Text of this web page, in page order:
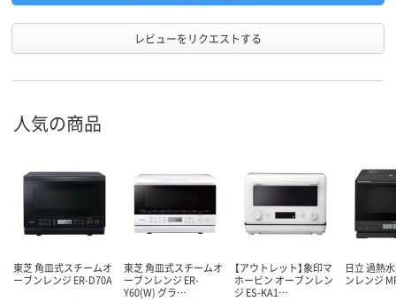
レビューをリクエストする
人気の商品
東芝 角皿式スチームオ
ーブンレンジ ER-D70A
東芝 角皿式スチームオ
ーブンレンジ ER-
Y60(W) グラ…
【アウトレット】象印マ
ホービン オーブンレン
ジ ES-KA1…
日立 過熱
ンレンジ